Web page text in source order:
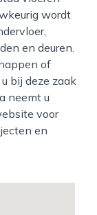
wordt
en deuren.
of
bij deze zaak
neemt u
voor
en